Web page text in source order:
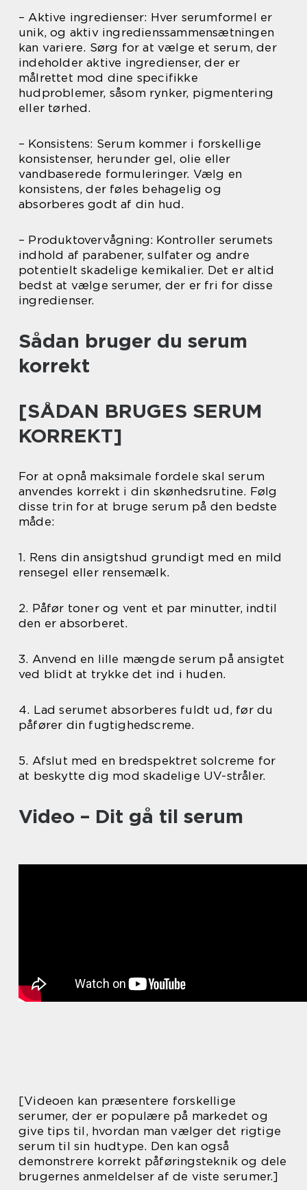
– Aktive ingredienser: Hver serumformel er
unik, og aktiv ingredienssammensætningen
kan variere. Sørg for at vælge et serum, der
indeholder aktive ingredienser, der er
målrettet mod dine specifikke
hudproblemer, såsom rynker, pigmentering
eller tørhed.
– Konsistens: Serum kommer i forskellige
konsistenser, herunder gel, olie eller
vandbaserede formuleringer. Vælg en
konsistens, der føles behagelig og
absorberes godt af din hud.
– Produktovervågning: Kontroller serumets
indhold af parabener, sulfater og andre
potentielt skadelige kemikalier. Det er altid
bedst at vælge serumer, der er fri for disse
ingredienser.
Sådan bruger du serum
korrekt
[SÅDAN BRUGES SERUM
KORREKT]
For at opnå maksimale fordele skal serum
anvendes korrekt i din skønhedsrutine. Følg
disse trin for at bruge serum på den bedste
måde:
1. Rens din ansigtshud grundigt med en mild
rensegel eller rensemælk.
2. Påfør toner og vent et par minutter, indtil
den er absorberet.
3. Anvend en lille mængde serum på ansigtet
ved blidt at trykke det ind i huden.
4. Lad serumet absorberes fuldt ud, før du
påfører din fugtighedscreme.
5. Afslut med en bredspektret solcreme for
at beskytte dig mod skadelige UV-stråler.
Video – Dit gå til serum
[Videoen kan præsentere forskellige
serumer, der er populære på markedet og
give tips til, hvordan man vælger det rigtige
serum til sin hudtype. Den kan også
demonstrere korrekt påføringsteknik og dele
brugernes anmeldelser af de viste serumer.]